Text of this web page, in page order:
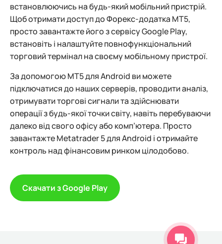
встановлюючись на будь-який мобільний пристрій.
Щоб отримати доступ до Форекс-додатка MT5,
просто завантажте його з сервісу Google Play,
встановіть і налаштуйте повнофункціональний
торговий термінал на своєму мобільному пристрої.
За допомогою MT5 для Android ви можете
підключатися до наших серверів, проводити аналіз,
отримувати торгові сигнали та здійснювати
операції з будь-якої точки світу, навіть перебуваючи
далеко від свого офісу або комп’ютера. Просто
завантажте Metatrader 5 для Android і отримайте
контроль над фінансовим ринком цілодобово.
Скачати з Google Play